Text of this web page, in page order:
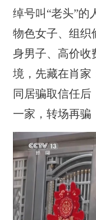
绰号叫“老头”的
物色女子、组织
身男子、高价收
境，先藏在肖家
同居骗取信任
一家，转场再骗